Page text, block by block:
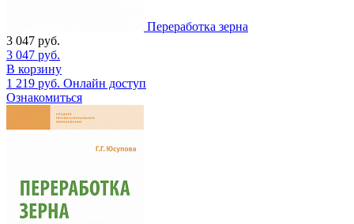
Переработка зерна
3 047 руб.
3 047 руб.
В корзину
1 219 руб. Онлайн доступ
Ознакомиться